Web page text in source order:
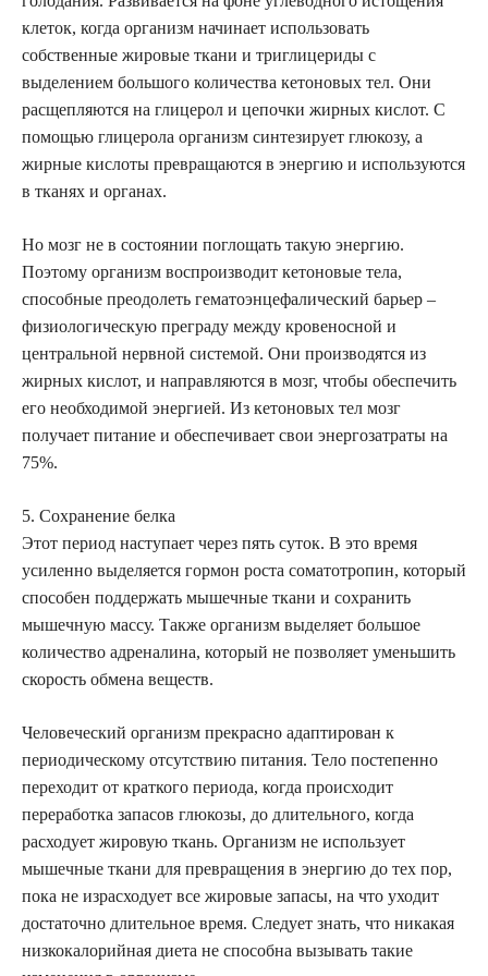
клеток, когда организм начинает использовать
собственные жировые ткани и триглицериды с
выделением большого количества кетоновых тел. Они
расщепляются на глицерол и цепочки жирных кислот. С
помощью глицерола организм синтезирует глюкозу, а
жирные кислоты превращаются в энергию и используются
в тканях и органах.
Но мозг не в состоянии поглощать такую энергию.
Поэтому организм воспроизводит кетоновые тела,
способные преодолеть гематоэнцефалический барьер –
физиологическую преграду между кровеносной и
центральной нервной системой. Они производятся из
жирных кислот, и направляются в мозг, чтобы обеспечить
его необходимой энергией. Из кетоновых тел мозг
получает питание и обеспечивает свои энергозатраты на
75%.
5. Сохранение белка
Этот период наступает через пять суток. В это время
усиленно выделяется гормон роста соматотропин, который
способен поддержать мышечные ткани и сохранить
мышечную массу. Также организм выделяет большое
количество адреналина, который не позволяет уменьшить
скорость обмена веществ.
Человеческий организм прекрасно адаптирован к
периодическому отсутствию питания. Тело постепенно
переходит от краткого периода, когда происходит
переработка запасов глюкозы, до длительного, когда
расходует жировую ткань. Организм не использует
мышечные ткани для превращения в энергию до тех пор,
пока не израсходует все жировые запасы, на что уходит
достаточно длительное время. Следует знать, что никакая
низкокалорийная диета не способна вызывать такие